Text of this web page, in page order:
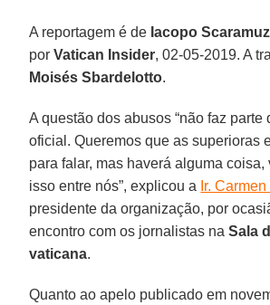
A reportagem é de Iacopo
porVatican Insider, 02-05-2019. A
Moisés Sbardelotto.
A questão dos abusos “não faz parte
oficial. Queremos que as superioras
para falar, mas haverá alguma coisa,
isso entre nós”, explicou a Ir.
presidente da organização, por
encontro com os jornalistas naSala
vaticana.
Quanto ao apelo publicado em